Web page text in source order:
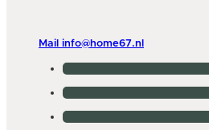
Mail info@home67.nl